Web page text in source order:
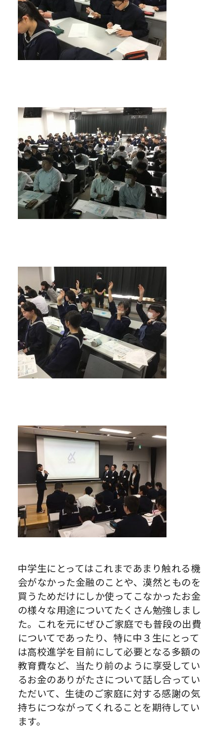
中学生にとってはこれまであまり触れる機
会がなかった金融のことや、漠然とものを
買うためだけにしか使ってこなかったお金
の様々な用途についてたくさん勉強しまし
た。これを元にぜひご家庭でも普段の出費
についてであったり、特に中３生にとって
は高校進学を目前にして必要となる多額の
教育費など、当たり前のように享受してい
るお金のありがたさについて話し合ってい
ただいて、生徒のご家庭に対する感謝の気
持ちにつながってくれることを期待してい
ます。